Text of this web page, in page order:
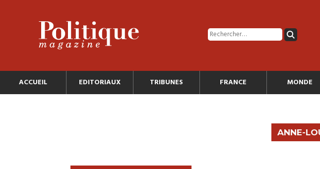
ACCUEIL EDITORIAUX TRIBUNES FRANCE MONDE
ANNE-